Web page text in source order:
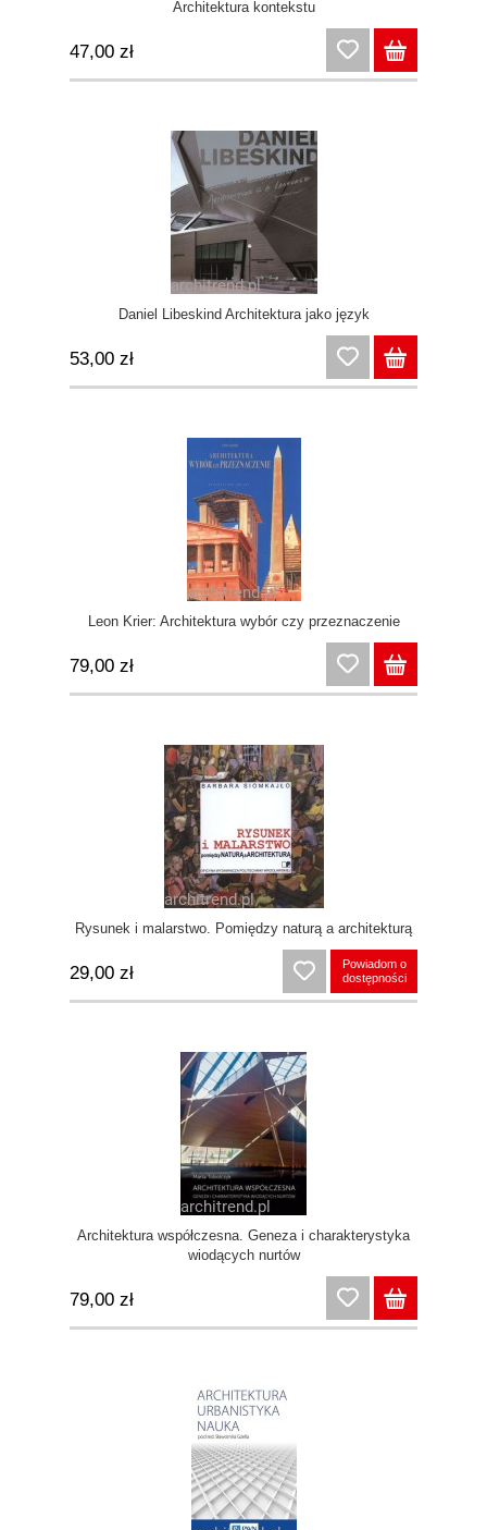
Architektura kontekstu
47,00 zł
Daniel Libeskind Architektura jako język
53,00 zł
Leon Krier: Architektura wybór czy przeznaczenie
79,00 zł
Rysunek i malarstwo. Pomiędzy naturą a architekturą
29,00 zł
Powiadom o
dostępności
Architektura współczesna. Geneza i charakterystyka
wiodących nurtów
79,00 zł